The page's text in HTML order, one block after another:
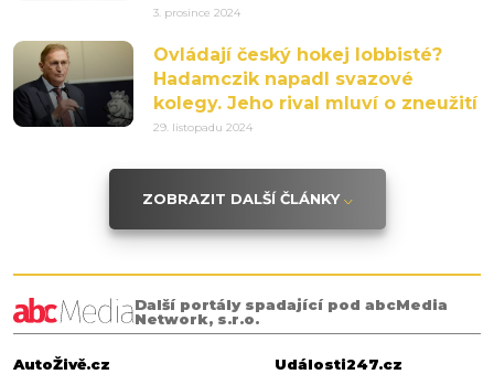
3. prosince 2024
Ovládají český hokej lobbisté?
Hadamczik napadl svazové
kolegy. Jeho rival mluví o zneužití
29. listopadu 2024
ZOBRAZIT DALŠÍ ČLÁNKY
Další portály spadající pod abcMedia
Network, s.r.o.
AutoŽivě.cz
Události247.cz